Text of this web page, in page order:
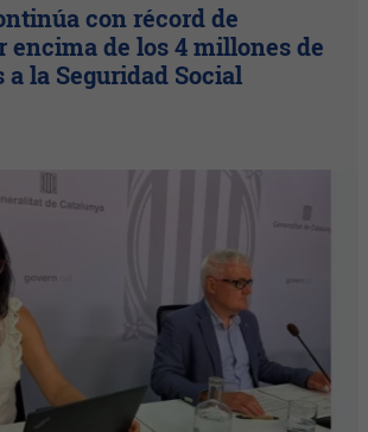
con récord de
encima de los 4 millones de
la Seguridad Social